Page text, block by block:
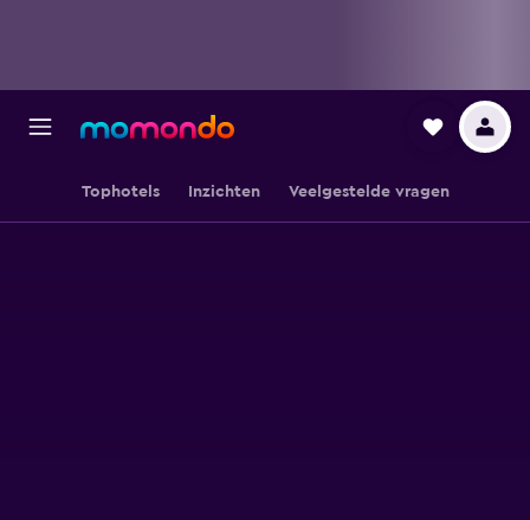
Tophotels Inzichten Veelgestelde vragen